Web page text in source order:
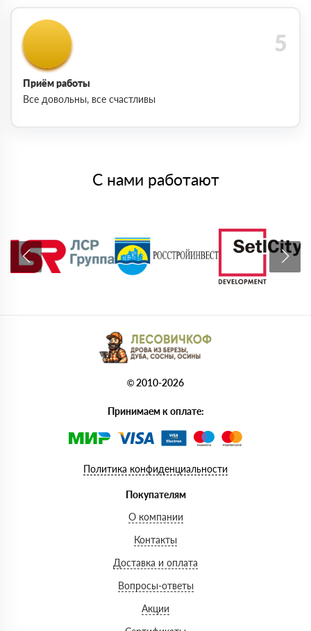
Приём работы
Все довольны, все счастливы
С нами работают
© 2010-2026
Принимаем к оплате:
Политика конфиденциальности
Покупателям
О компании
Контакты
Доставка и оплата
Вопросы-ответы
Акции